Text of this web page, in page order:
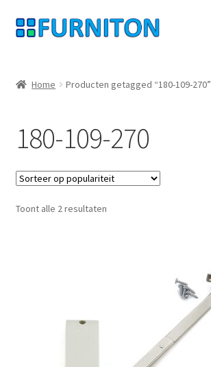
Ga
door
navigatie
Ga
naar
inhoud
Gegevensbescherming
Herroepingsrecht
Neem contact op met
Scheepvaart
Home Producten getagged “180-109-270”
180-109-270
Toont alle 2 resultatenGesorteerd